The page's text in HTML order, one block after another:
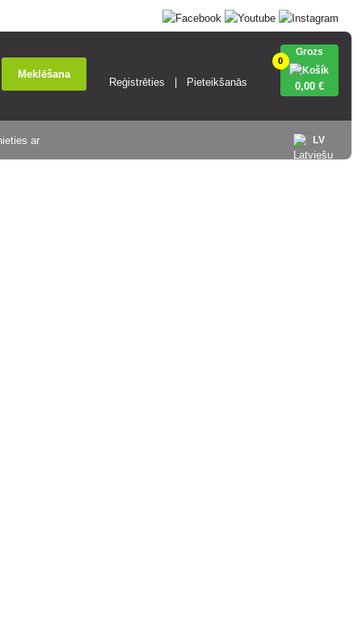
Meklēšana
Reģistrēties Pieteikšanās
0
Grozs
0,00 €
LV
ar